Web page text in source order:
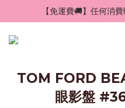
【免運費🚚】任何消
TOM FORD
眼影盤